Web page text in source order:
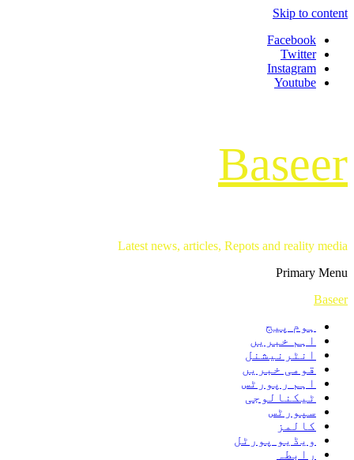
Skip to content
Facebook
Twitter
Instagram
Youtube
Baseer
Latest news, articles, Repots and reality media
Primary Menu
Baseer
ہوم پیج
اہم خبریں
انٹرنیشنل
قومی خبریں
اہم رپورٹس
ٹیکنالوجی
سپورٹس
کالمز
ویڈیو پورٹل
رابطہ